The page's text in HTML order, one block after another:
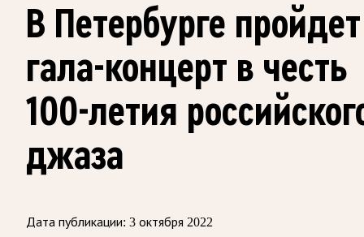
В Петербурге пройдет
гала-концерт в честь
100-летия
джаза
Дата публикации: 3 октября 2022